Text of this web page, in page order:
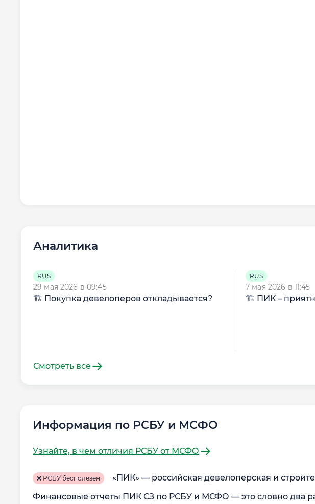
Аналитика
RUS
29 мая 2026 в 09:45
🏗 Покупка девелоперов откладывается?
RUS
7 мая 2026 в 11:45
🏗 ПИК –
Смотреть все
Информация по РСБУ и МСФО
Узнайте, в чем отличия РСБУ от МСФО
❌ РСБУ бесполезен
«ПИК» — российская девелоперская и
Финансовые отчеты ПИК СЗ по РСБУ и МСФО — это словно два